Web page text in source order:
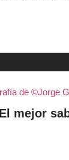
mejor